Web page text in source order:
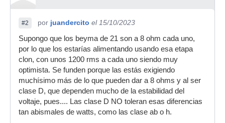
#2 por juandercito el 15/10/2023
Supongo que los beyma de 21 son a 8 ohm cada uno,
por lo que los estarías alimentando usando esa etapa
clon, con unos 1200 rms a cada uno siendo muy
optimista. Se funden porque las estás exigiendo
muchísimo más de lo que pueden dar a 8 ohms y al ser
clase D, que dependen mucho de la estabilidad del
voltaje, pues.... Las clase D NO toleran esas diferencias
tan abismales de watts, como las clase ab o h.